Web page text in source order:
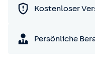
Kostenloser
Persönliche